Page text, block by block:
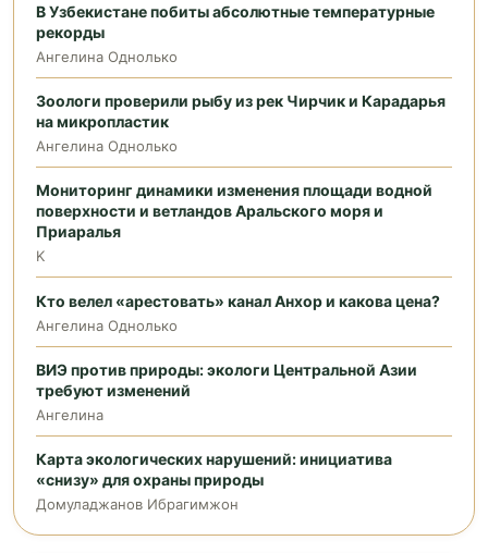
В Узбекистане побиты абсолютные температурные
рекорды
Ангелина Однолько
Зоологи проверили рыбу из рек Чирчик и Карадарья
на микропластик
Ангелина Однолько
Мониторинг динамики изменения площади водной
поверхности и ветландов Аральского моря и
Приаралья
K
Кто велел «арестовать» канал Анхор и какова цена?
Ангелина Однолько
ВИЭ против природы: экологи Центральной Азии
требуют изменений
Ангелина
Карта экологических нарушений: инициатива
«снизу» для охраны природы
Домуладжанов Ибрагимжон